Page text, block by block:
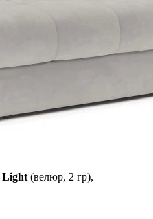
Light(велюр, 2 гр),